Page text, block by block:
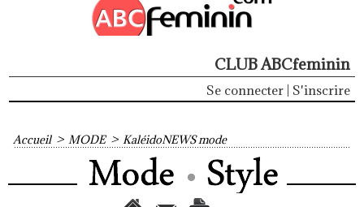
CLUB ABCfeminin
Se connecter S'inscrire
Accueil > MODE > KaléidoNEWS mode